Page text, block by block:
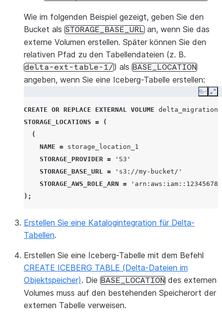
Wie im folgenden Beispiel gezeigt, geben Sie den
Bucket als STORAGE_BASE_URL an, wenn Sie das
externe Volumen erstellen. Später können Sie den
relativen Pfad zu den Tabellendateien (z. B.
delta-ext-table-1/) als BASE_LOCATION
angeben, wenn Sie eine Iceberg-Tabelle erstellen:
Copy
CREATE OR REPLACE EXTERNAL VOLUME
STORAGE_LOCATIONS =
(
(
NAME = storage_location_1
STORAGE_PROVIDER =
'S3'
STORAGE_BASE_URL =
's3://my-bucket/'
STORAGE_AWS_ROLE_ARN =
);
Erstellen Sie eine Katalogintegration für Delta-
Tabellen.
Erstellen Sie eine Iceberg-Tabelle mit dem Befehl
CREATE ICEBERG TABLE (Delta-Dateien im
Objektspeicher). Die BASE_LOCATION des externen
Volumes muss auf den bestehenden Speicherort der
externen Tabelle verweisen.